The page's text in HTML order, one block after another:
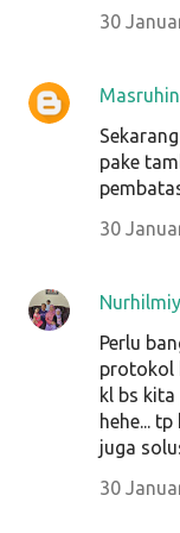
30
pake
30
Perlu
protokol
kl bs
hehe...
juga
30